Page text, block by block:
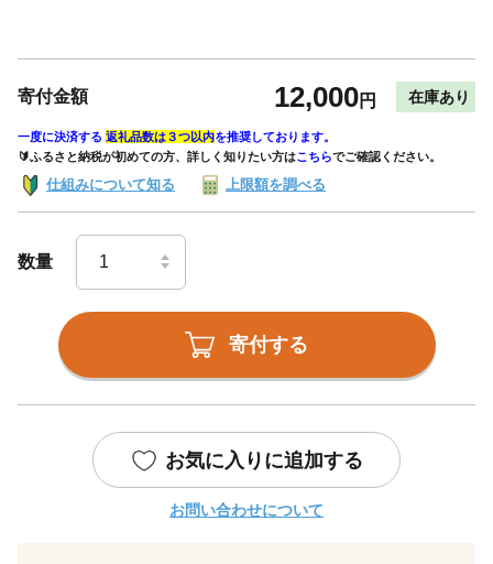
寄付金額 12,000円 在庫あり
一度に決済する 返礼品数は３つ以内を推奨しております。
🔰ふるさと納税が初めての方、詳しく知りたい方はこちらでご確認ください。
仕組みについて知る 上限額を調べる
数量
寄付する
お気に入りに追加する
お問い合わせについて